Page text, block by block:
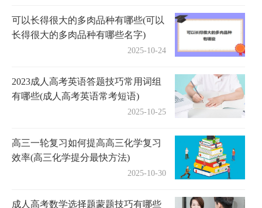
可以长得很大的多肉品种有哪些(可以
长得很大的多肉品种有哪些名字)
2025-10-24
2023成人高考英语答题技巧常用词组
有哪些(成人高考英语常考短语)
2025-10-25
高三一轮复习如何提高高三化学复习
效率(高三化学提分最快方法)
2025-10-30
成人高考数学选择题蒙题技巧有哪些